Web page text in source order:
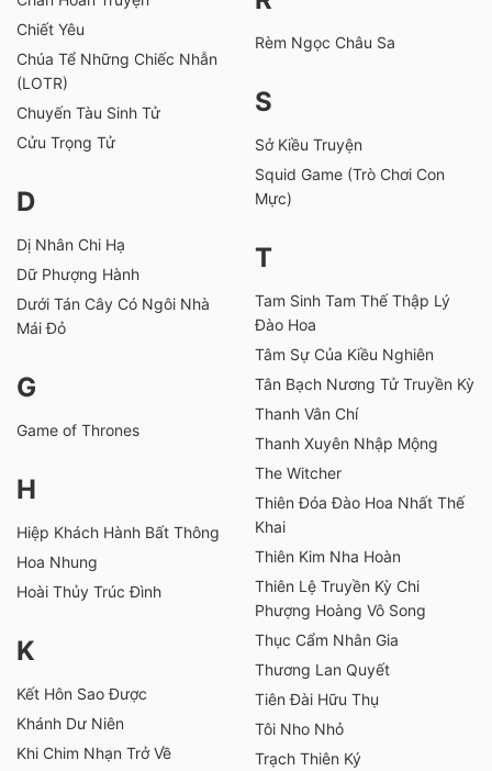
Chiết Yêu
Chúa Tể Những Chiếc Nhẫn
(LOTR)
Chuyến Tàu Sinh Tử
Cửu Trọng Tử
D
Dị Nhân Chi Hạ
Dữ Phượng Hành
Dưới Tán Cây Có Ngôi Nhà
Mái Đỏ
G
Game of Thrones
H
Hiệp Khách Hành Bất Thông
Hoa Nhung
Hoài Thủy Trúc Đình
K
Kết Hôn Sao Được
Khánh Dư Niên
Khi Chim Nhạn Trở Về
Rèm Ngọc Châu Sa
S
Sở Kiều Truyện
Squid Game (Trò Chơi Con
Mực)
T
Tam Sinh Tam Thế Thập Lý
Đào Hoa
Tâm Sự Của Kiều Nghiên
Tân Bạch Nương Tử Truyền Kỳ
Thanh Vân Chí
Thanh Xuyên Nhập Mộng
The Witcher
Thiên Đóa Đào Hoa Nhất Thế
Khai
Thiên Kim Nha Hoàn
Thiên Lệ Truyền Kỳ Chi
Phượng Hoàng Vô Song
Thục Cẩm Nhân Gia
Thương Lan Quyết
Tiên Đài Hữu Thụ
Tôi Nho Nhỏ
Trạch Thiên Ký